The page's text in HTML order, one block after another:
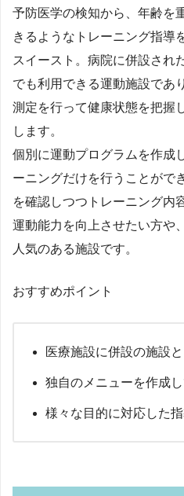
予防医学の検知から、年齢を
きるようなトレーニング指導
スイースト。病院に併設され
でも利用できる運動施設であ
測定を行って健康状態を把握
します。
個別に運動プログラムを作成
ーニングだけを行うことがで
を確認しつつトレーニング内
運動能力を向上させたい方や
人気のある施設です。
おすすめポイント
医療施設に併設の施設
独自のメニューを作成
様々な目的に対応した